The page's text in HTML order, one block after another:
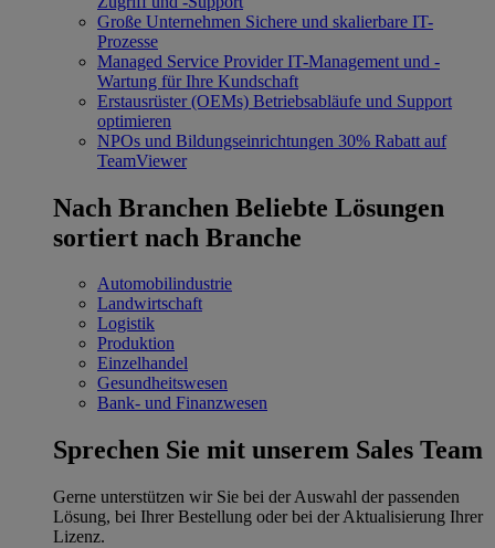
Große Unternehmen Sichere und skalierbare IT-
Prozesse
Managed Service Provider IT-Management und -
Wartung für Ihre Kundschaft
Erstausrüster (OEMs) Betriebsabläufe und Support
optimieren
NPOs und Bildungseinrichtungen 30% Rabatt auf
TeamViewer
Nach Branchen Beliebte Lösungen
sortiert nach Branche
Automobilindustrie
Landwirtschaft
Logistik
Produktion
Einzelhandel
Gesundheitswesen
Bank- und Finanzwesen
Sprechen Sie mit unserem Sales Team
Gerne unterstützen wir Sie bei der Auswahl der passenden
Lösung, bei Ihrer Bestellung oder bei der Aktualisierung Ihrer
Lizenz.